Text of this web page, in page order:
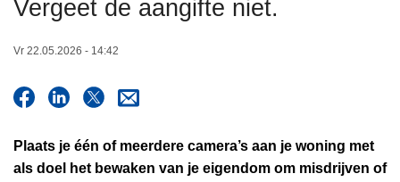
Vergeet de aangifte niet.
Vr 22.05.2026 - 14:42
Plaats je één of meerdere camera’s aan je woning met
als doel het bewaken van je eigendom om misdrijven of